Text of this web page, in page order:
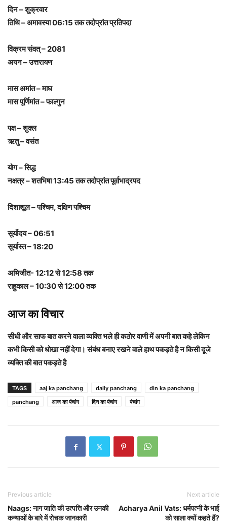
दिन – शुक्रवार
तिथि – अमावस्या 06:15 तक तदोप्रांत प्रतिपदा
विक्रम संवत् – 2081
अयन – उत्तरायण
मास अमांत – माघ
मास पूर्णिमांत – फाल्गुन
पक्ष – शुक्ल
ऋतु – वसंत
योग – सिद्ध
नक्षत्र – शतभिषा 13:45 तक तदोप्रांत पूर्वाभाद्रपद
दिशाशूल – पश्चिम, दक्षिण पश्चिम
सूर्योदय – 06:51
सूर्यास्त – 18:20
अभिजीत- 12:12 से 12:58 तक
राहुकाल – 10:30 से 12:00 तक
आज का विचार
सीधी और साफ बात करने वाला व्यक्ति भले ही कठोर वाणी में अपनी बात कहे लेकिन
कभी किसी को धोखा नहीं देगा। संबंध बनाए रखने वाले हाथ पकड़ते है न किसी दूजे
व्यक्ति की बात पकड़ते है
TAGS aaj ka panchang daily panchang
din ka panchang
panchang
आज का पंचांग दिन का पंचांग पंचांग
Previous article
Naags: नाग जाति की उत्पत्ति और उनकी
कन्याओं के बारे में रोचक जानकारी
Next article
Acharya Anil Vats: धर्मपत्नी के भाई
को साला क्यों कहते हैं?